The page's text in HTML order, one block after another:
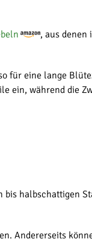
, aus
für eine lange
während die
halbschattigen
Andererseits